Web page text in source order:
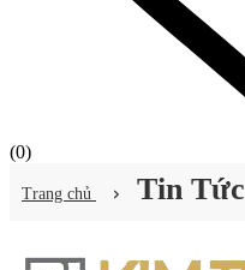
(0)
Trang chủ Tin Tức